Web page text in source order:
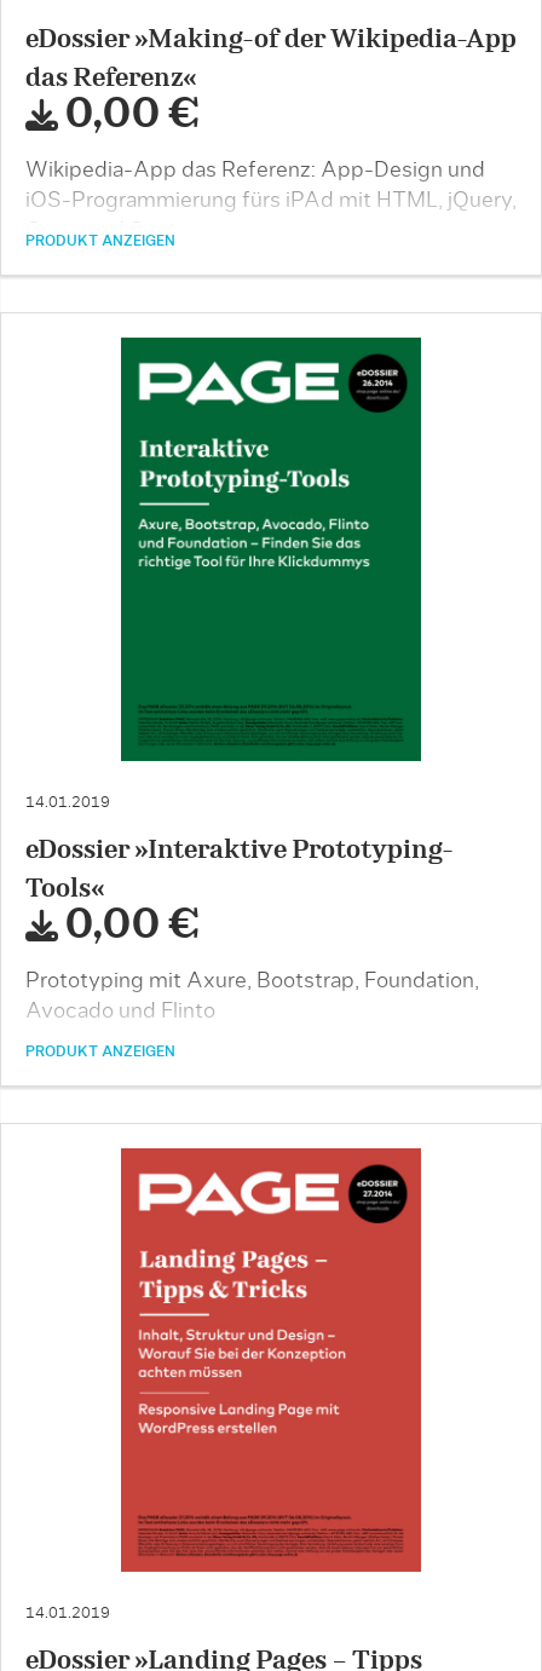
eDossier »Making-of der Wikipedia-App
das Referenz«
0,00 €
Wikipedia-App das Referenz: App-Design und
iOS-Programmierung fürs iPAd mit HTML, jQuery,
Grunt und Sass.
PRODUKT ANZEIGEN
14.01.2019
eDossier »Interaktive Prototyping-
Tools«
0,00 €
Prototyping mit Axure, Bootstrap, Foundation,
Avocado und Flinto
PRODUKT ANZEIGEN
14.01.2019
eDossier »Landing Pages – Tipps